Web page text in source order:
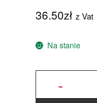
36.50zł z Vat
Na stanie
-
ilość Listwa
ciasta 5mm